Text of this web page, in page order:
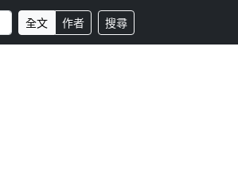
全文 作者 搜尋